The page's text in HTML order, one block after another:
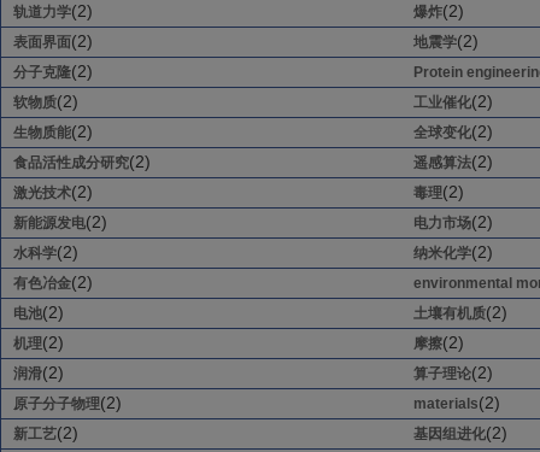
轨道力学(2) 爆炸(2)
表面界面(2) 地震学(2)
分子克隆(2)
Protein
软物质(2) 工业催化(2)
生物质能(2) 全球变化(2)
食品活性成分研究(2) 遥感算法(2)
激光技术(2) 毒理(2)
新能源发电(2) 电力市场(2)
水科学(2) 纳米化学(2)
有色冶金(2)
environmental
电池(2) 土壤有机质(2)
机理(2) 摩擦(2)
润滑(2) 算子理论(2)
原子分子物理(2) materials(2)
新工艺(2) 基因组进化(2)